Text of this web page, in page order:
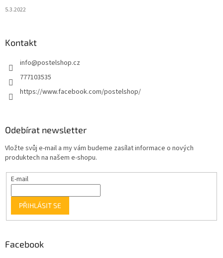
5.3.2022
Kontakt
info@postelshop.cz
777103535
https://www.facebook.com/postelshop/
Odebírat newsletter
Vložte svůj e-mail a my vám budeme zasílat informace o nových
produktech na našem e-shopu.
E-mail
PŘIHLÁSIT SE
Facebook